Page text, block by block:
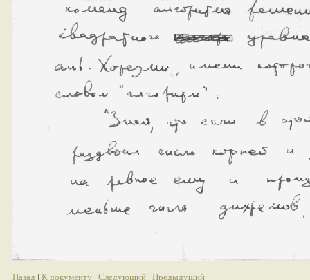
Назад | К документу | Следующий | Предыдущий